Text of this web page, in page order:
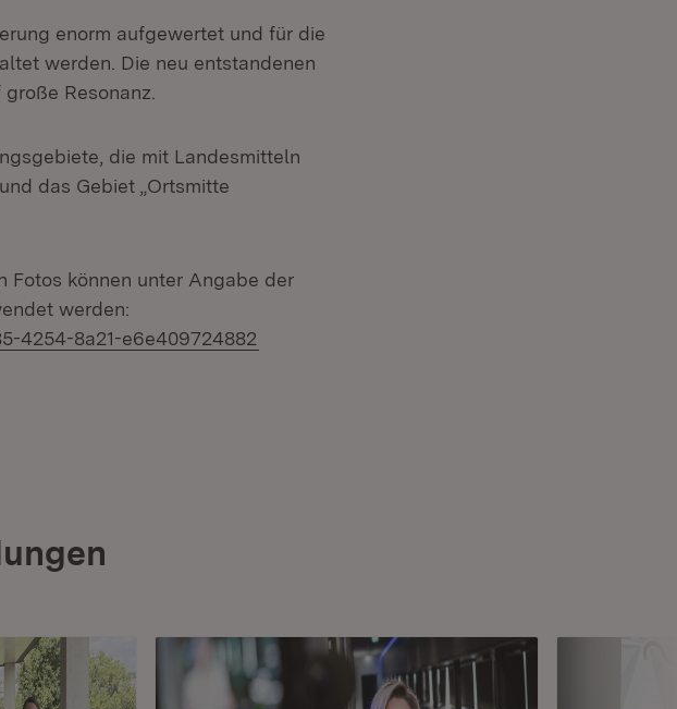
enorm aufgewertet und für die
werden. Die neu entstandenen
Resonanz.
die mit Landesmitteln
das Gebiet „Ortsmitte
Fotos können unter Angabe der
werden:
4254-8a21-e6e409724882